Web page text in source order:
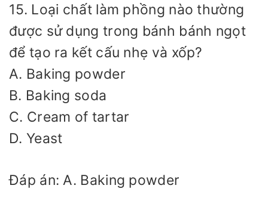
15. Loại chất làm phồng nào thường
được sử dụng trong bánh bánh ngọt
để tạo ra kết cấu nhẹ và xốp?
A. Baking powder
B. Baking soda
C. Cream of tartar
D. Yeast
Đáp án: A. Baking powder